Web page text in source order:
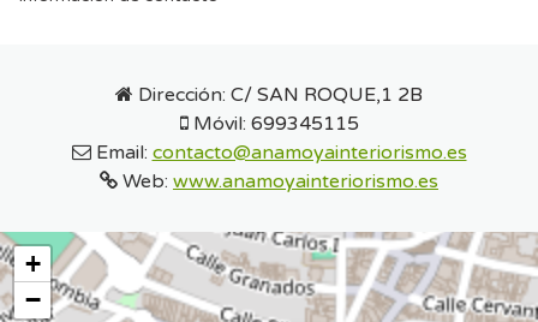
Dirección: C/ SAN ROQUE,1 2B
Móvil: 699345115
Email: contacto@anamoyainteriorismo.es
Web: www.anamoyainteriorismo.es
+
−